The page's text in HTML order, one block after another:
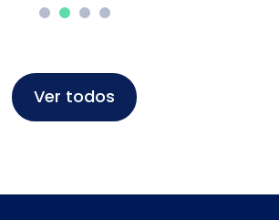
Ver todos